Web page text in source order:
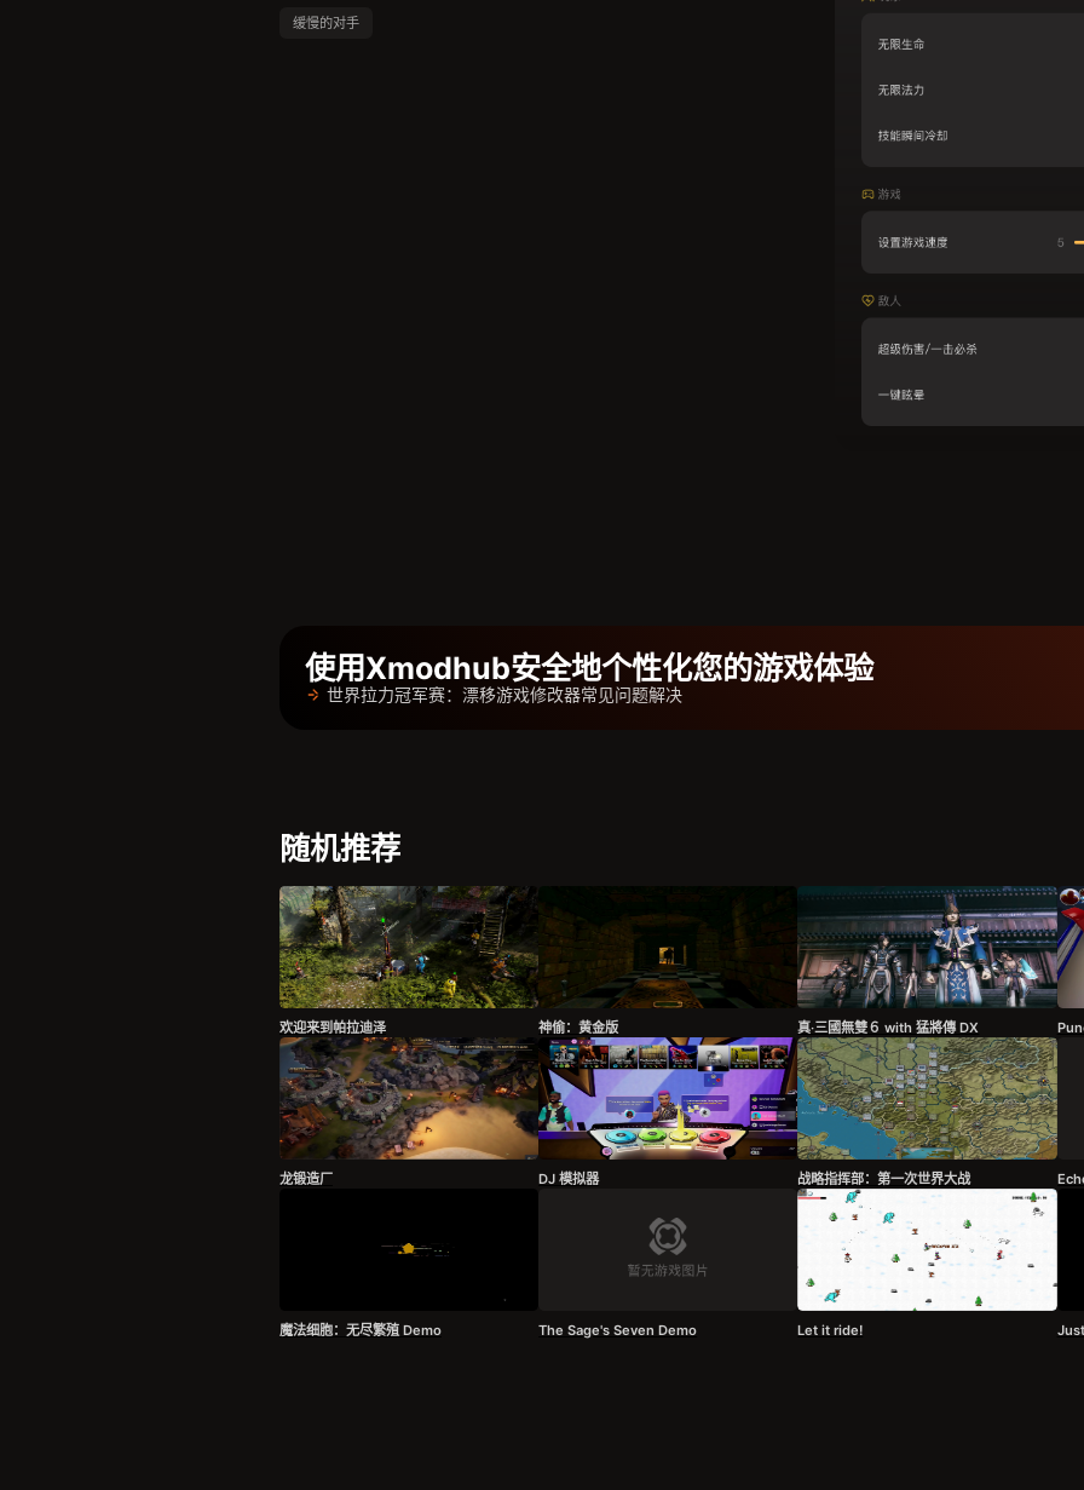
缓慢的对手
使用Xmodhub安全地个性化您的游戏体验
世界拉力冠军赛：漂移游戏修改器常见问题解决
随机推荐
欢迎来到帕拉迪泽 神偷：黄金版 真‧三國無雙６ with 猛將傳 DX
龙锻造厂 DJ 模拟器 战略指挥部：第一次世界大战
魔法细胞：无尽繁殖 Demo The Sage's Seven Demo Let it ride!